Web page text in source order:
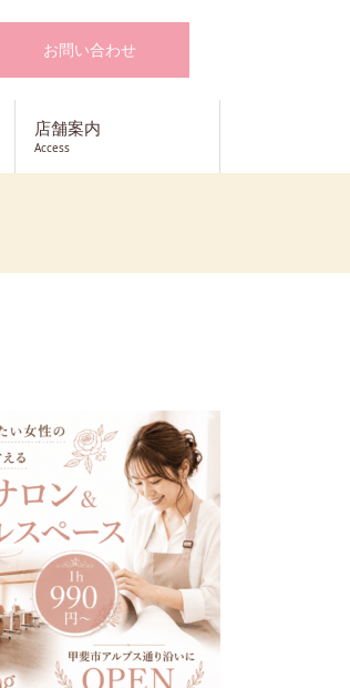
お問い合わせ
店舗案内
Access